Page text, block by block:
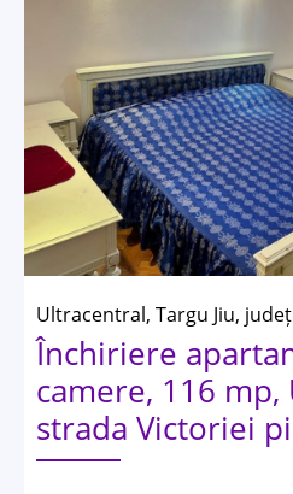
Ultracentral, Targu Jiu,
Închiriere
camere, 116
strada Victoriei